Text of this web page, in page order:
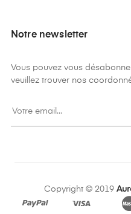
Notre newsletter
Vous pouvez vous
veuillez trouver nos
Copyright © 2019